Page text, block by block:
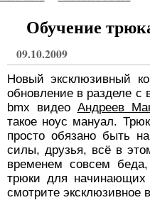
Обучение
09.10.2009
Новый эксклюзивный
обновление в разделе
bmx видео Андреев
такое ноус мануал.
просто обязано быть
силы, друзья, всё в
временем совсем
трюки для
смотрите эксклюзивное